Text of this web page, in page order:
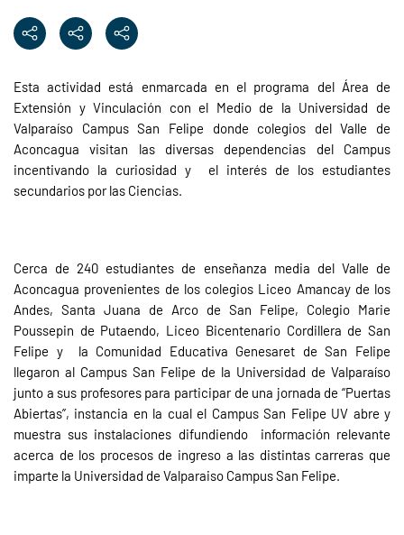
Esta actividad está enmarcada en el programa del Área de
Extensión y Vinculación con el Medio de la Universidad de
Valparaíso Campus San Felipe donde colegios del Valle de
Aconcagua visitan las diversas dependencias del Campus
incentivando la curiosidad y
el interés de los estudiantes
secundarios por las Ciencias.
Cerca de 240 estudiantes de enseñanza media del Valle de
Aconcagua provenientes de los colegios Liceo Amancay de los
Andes, Santa Juana de Arco de San Felipe, Colegio Marie
Poussepin de Putaendo, Liceo Bicentenario Cordillera de San
Felipe y
la Comunidad Educativa Genesaret de San Felipe
llegaron al Campus San Felipe de la Universidad de Valparaíso
junto a sus profesores para participar de una jornada de “Puertas
Abiertas”, instancia en la cual el Campus San Felipe UV abre y
muestra sus instalaciones difundiendo
información relevante
acerca de los procesos de ingreso a las distintas carreras que
imparte la Universidad de Valparaiso Campus San Felipe.